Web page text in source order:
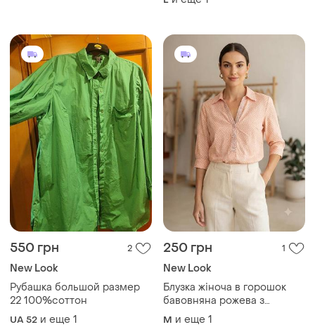
550 грн 2
New Look
Рубашка большой размер
22 100%соттон
UA 52 и еще 1
250 грн 1
New Look
Блузка жіноча в горошок
бавовняна рожева з
рукавом 3/4, сорочка casual
M и еще 1